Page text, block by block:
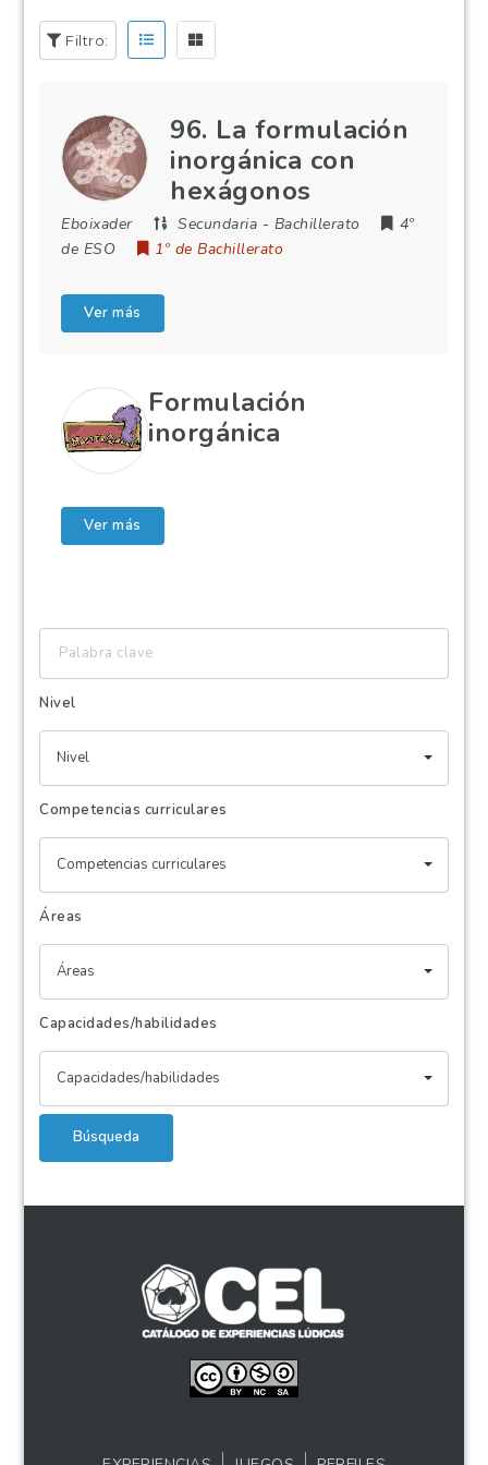
Filtro:
96. La formulación
inorgánica con
hexágonos
Eboixader Secundaria - Bachillerato
4º
de ESO
1º de Bachillerato
Ver más
Formulación
inorgánica
Ver más
clave
Nivel
Nivel
Competencias curriculares
Competencias curriculares
Áreas
Áreas
Capacidades/habilidades
Capacidades/habilidades
Búsqueda